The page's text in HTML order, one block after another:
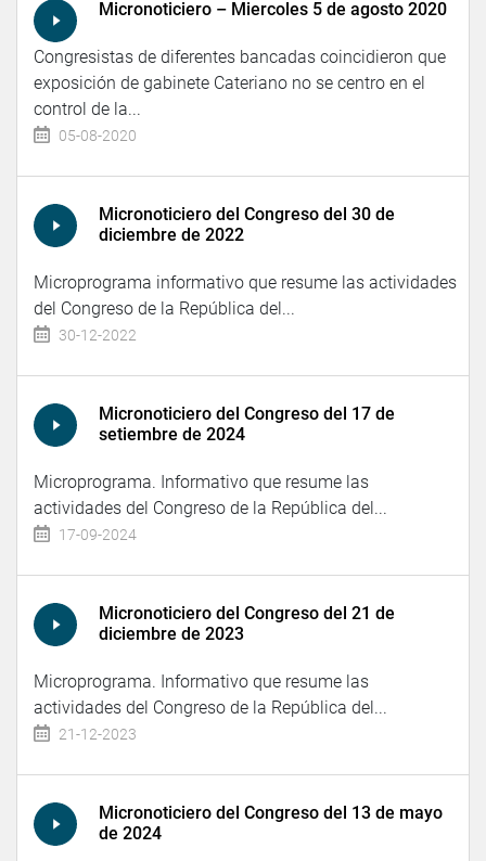
Micronoticiero – Miercoles 5 de agosto 2020
Congresistas de diferentes bancadas coincidieron que
exposición de gabinete Cateriano no se centro en el
control de la...
05-08-2020
Micronoticiero del Congreso del 30 de
diciembre de 2022
Microprograma informativo que resume las actividades
del Congreso de la República del...
30-12-2022
Micronoticiero del Congreso del 17 de
setiembre de 2024
Microprograma. Informativo que resume las
actividades del Congreso de la República del...
17-09-2024
Micronoticiero del Congreso del 21 de
diciembre de 2023
Microprograma. Informativo que resume las
actividades del Congreso de la República del...
21-12-2023
Micronoticiero del Congreso del 13 de mayo
de 2024